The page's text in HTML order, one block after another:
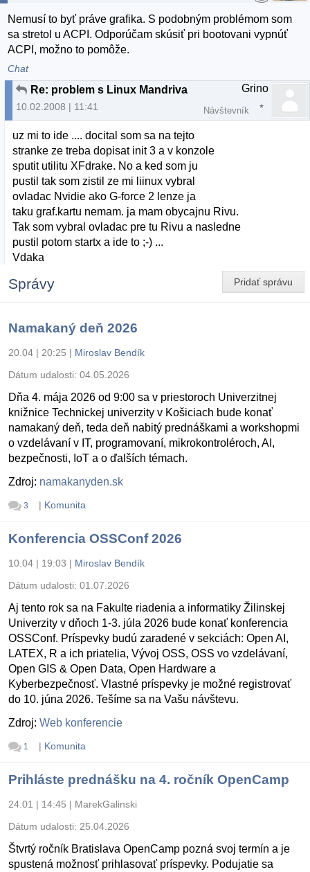
Nemusí to byť práve grafika. S podobným problémom som
sa stretol u ACPI. Odporúčam skúsiť pri bootovani vypnúť
ACPI, možno to pomôže.
Chat
Re: problem s Linux Mandriva
10.02.2008 | 11:41
Grino
Návštevník
uz mi to ide .... docital som sa na tejto
stranke ze treba dopisat init 3 a v konzole
sputit utilitu XFdrake. No a ked som ju
pustil tak som zistil ze mi liinux vybral
ovladac Nvidie ako G-force 2 lenze ja
taku graf.kartu nemam. ja mam obycajnu Rivu.
Tak som vybral ovladac pre tu Rivu a nasledne
pustil potom startx a ide to ;-) ...
Vdaka
Pridať správu
Správy
Namakaný deň 2026
20.04 | 20:25 | Miroslav Bendík
Dátum udalosti: 04.05.2026
Dňa 4. mája 2026 od 9:00 sa v priestoroch Univerzitnej
knižnice Technickej univerzity v Košiciach bude konať
namakaný deň, teda deň nabitý prednáškami a workshopmi
o vzdelávaní v IT, programovaní, mikrokontroléroch, AI,
bezpečnosti, IoT a o ďalších témach.
Zdroj: namakanyden.sk
3 | Komunita
Konferencia OSSConf 2026
10.04 | 19:03 | Miroslav Bendík
Dátum udalosti: 01.07.2026
Aj tento rok sa na Fakulte riadenia a informatiky Žilinskej
Univerzity v dňoch 1-3. júla 2026 bude konať konferencia
OSSConf. Príspevky budú zaradené v sekciách: Open AI,
LATEX, R a ich priatelia, Vývoj OSS, OSS vo vzdelávaní,
Open GIS & Open Data, Open Hardware a
Kyberbezpečnosť. Vlastné príspevky je možné registrovať
do 10. júna 2026. Tešíme sa na Vašu návštevu.
Zdroj: Web konferencie
1 | Komunita
Prihláste prednášku na 4. ročník OpenCamp
24.01 | 14:45 | MarekGalinski
Dátum udalosti: 25.04.2026
Štvrtý ročník Bratislava OpenCamp pozná svoj termín a je
spustená možnosť prihlasovať príspevky. Podujatie sa